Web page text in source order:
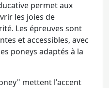
permet aux
les joies de
Les épreuves sont
et accessibles, avec
poneys adaptés à la
mettent l'accent